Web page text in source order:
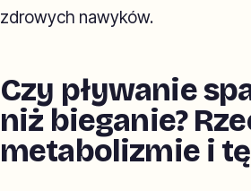
zdrowych nawyków.
Czy pływanie
niż bieganie?
metabolizmie i